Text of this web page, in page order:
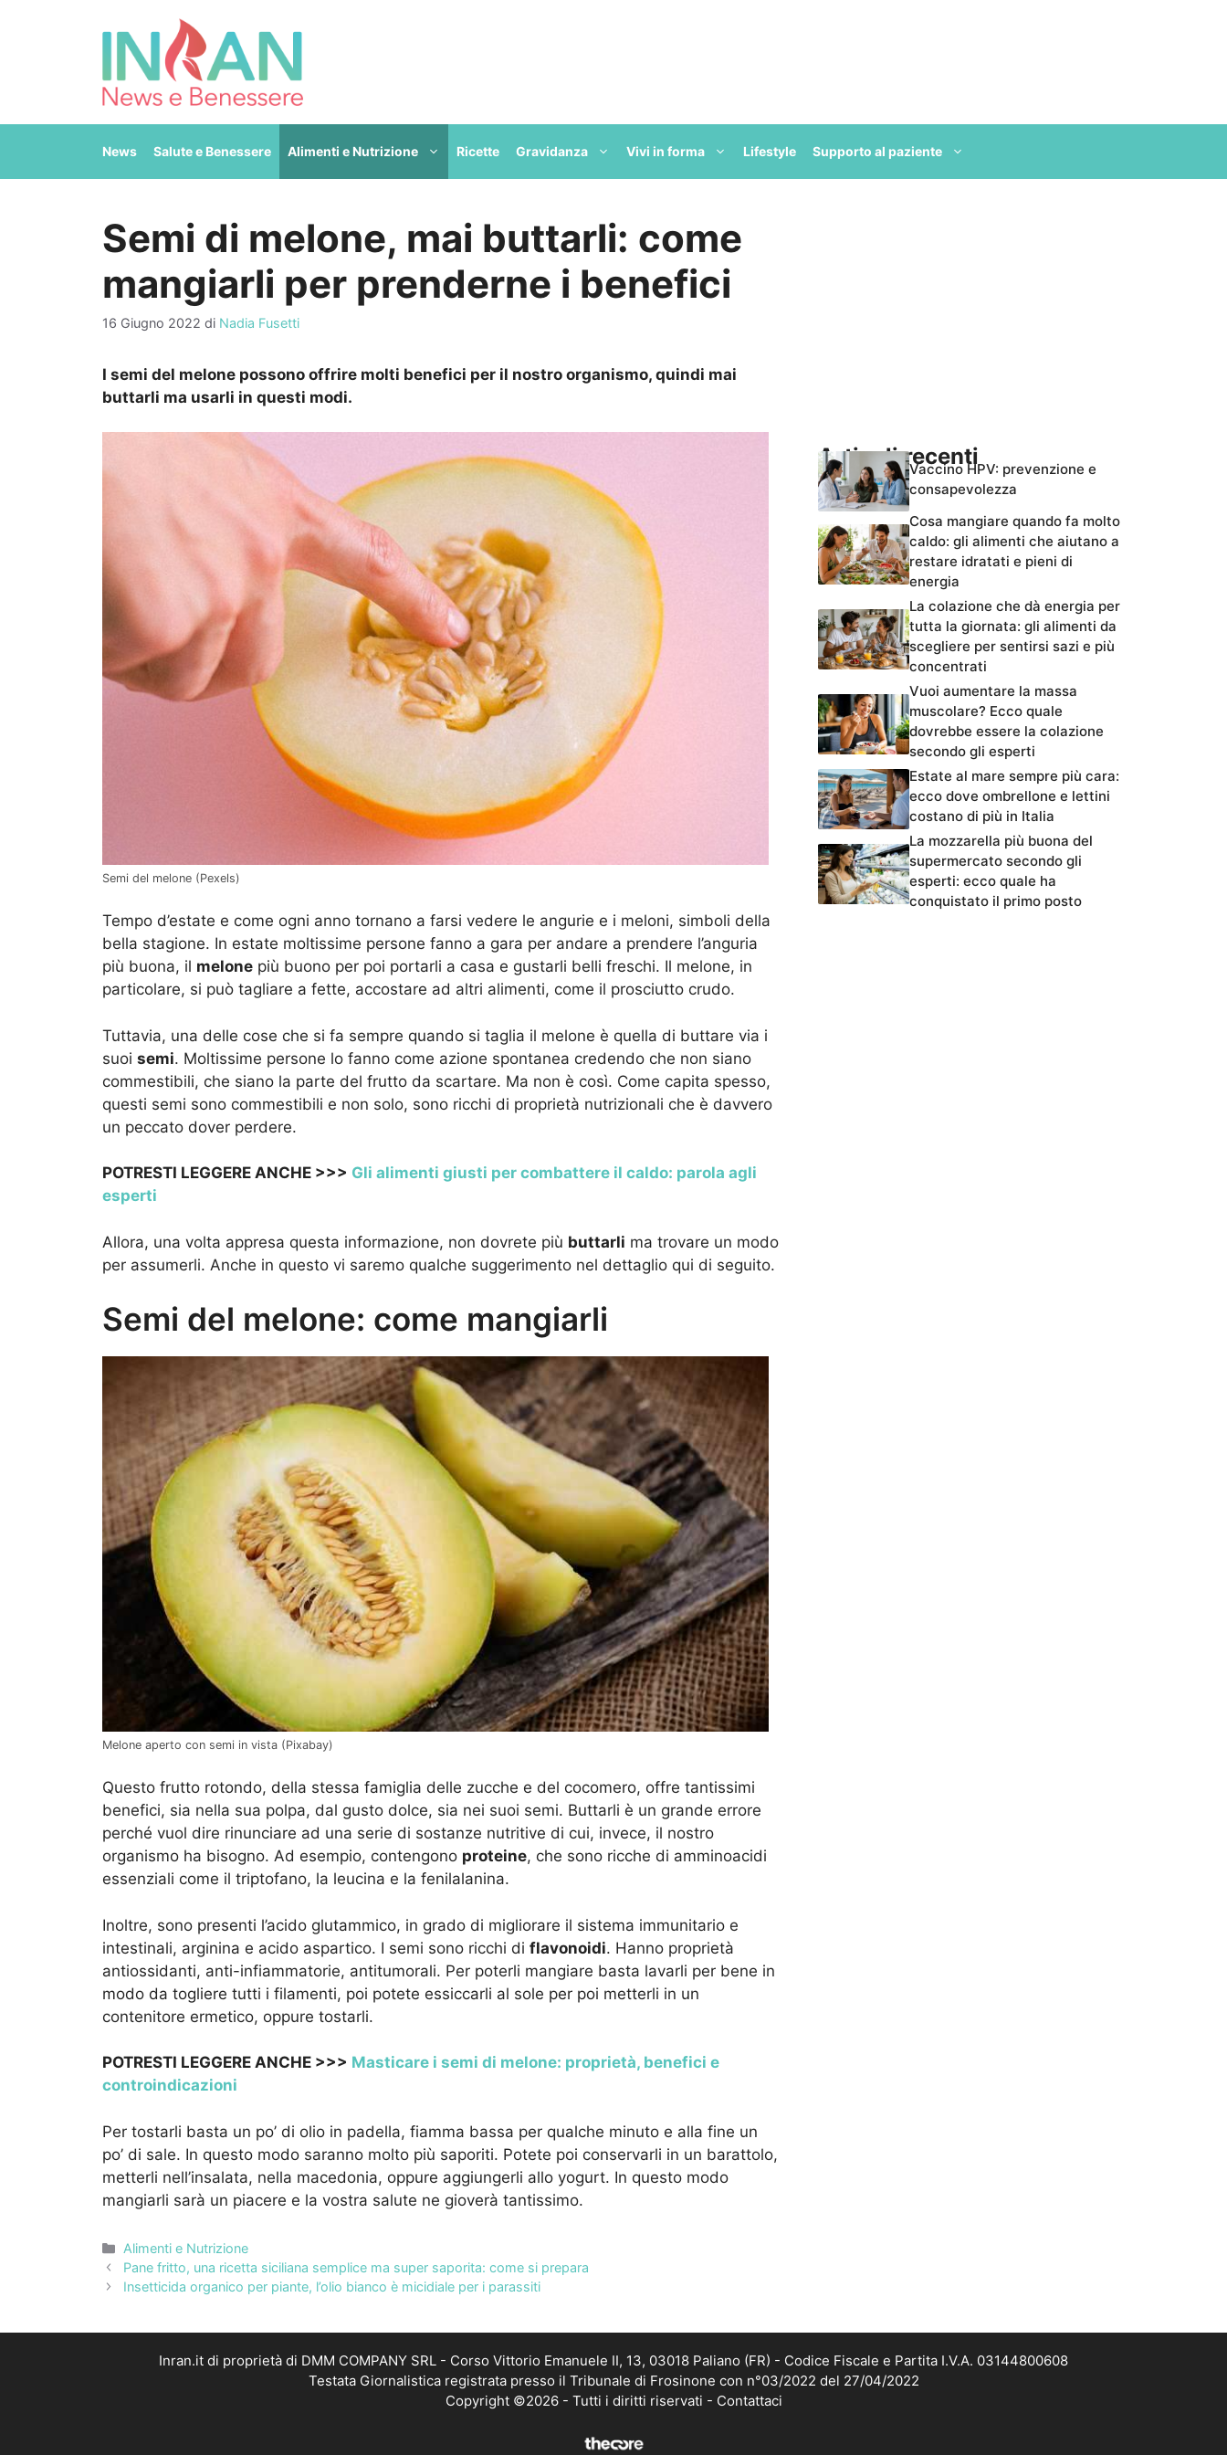
News Salute e Benessere Alimenti e Nutrizione Ricette Gravidanza Vivi in forma Lifestyle Supporto al paziente
Semi di melone, mai buttarli: come
mangiarli per prenderne i benefici
16 Giugno 2022 di Nadia Fusetti
I semi del melone possono offrire molti benefici per il nostro organismo, quindi mai
buttarli ma usarli in questi modi.
Semi del melone (Pexels)
Tempo d’estate e come ogni anno tornano a farsi vedere le angurie e i meloni, simboli della
bella stagione. In estate moltissime persone fanno a gara per andare a prendere l’anguria
più buona, il melone più buono per poi portarli a casa e gustarli belli freschi. Il melone, in
particolare, si può tagliare a fette, accostare ad altri alimenti, come il prosciutto crudo.
Tuttavia, una delle cose che si fa sempre quando si taglia il melone è quella di buttare via i
suoi semi. Moltissime persone lo fanno come azione spontanea credendo che non siano
commestibili, che siano la parte del frutto da scartare. Ma non è così. Come capita spesso,
questi semi sono commestibili e non solo, sono ricchi di proprietà nutrizionali che è davvero
un peccato dover perdere.
POTRESTI LEGGERE ANCHE >>> Gli alimenti giusti per combattere il caldo: parola agli
esperti
Allora, una volta appresa questa informazione, non dovrete più buttarli ma trovare un modo
per assumerli. Anche in questo vi saremo qualche suggerimento nel dettaglio qui di seguito.
Semi del melone: come mangiarli
Melone aperto con semi in vista (Pixabay)
Questo frutto rotondo, della stessa famiglia delle zucche e del cocomero, offre tantissimi
benefici, sia nella sua polpa, dal gusto dolce, sia nei suoi semi. Buttarli è un grande errore
perché vuol dire rinunciare ad una serie di sostanze nutritive di cui, invece, il nostro
organismo ha bisogno. Ad esempio, contengono proteine, che sono ricche di amminoacidi
essenziali come il triptofano, la leucina e la fenilalanina.
Inoltre, sono presenti l’acido glutammico, in grado di migliorare il sistema immunitario e
intestinali, arginina e acido aspartico. I semi sono ricchi di flavonoidi. Hanno proprietà
antiossidanti, anti-infiammatorie, antitumorali. Per poterli mangiare basta lavarli per bene in
modo da togliere tutti i filamenti, poi potete essiccarli al sole per poi metterli in un
contenitore ermetico, oppure tostarli.
POTRESTI LEGGERE ANCHE >>> Masticare i semi di melone: proprietà, benefici e
controindicazioni
Per tostarli basta un po’ di olio in padella, fiamma bassa per qualche minuto e alla fine un
po’ di sale. In questo modo saranno molto più saporiti. Potete poi conservarli in un barattolo,
metterli nell’insalata, nella macedonia, oppure aggiungerli allo yogurt. In questo modo
mangiarli sarà un piacere e la vostra salute ne gioverà tantissimo.
Categorie
Alimenti e Nutrizione
Pane fritto, una ricetta siciliana semplice ma super saporita: come si prepara
Insetticida organico per piante, l’olio bianco è micidiale per i parassiti
Articoli recentiVaccino HPV: prevenzione e
consapevolezza
Cosa mangiare quando fa molto
caldo: gli alimenti che aiutano a
restare idratati e pieni di
energia
La colazione che dà energia per
tutta la giornata: gli alimenti da
scegliere per sentirsi sazi e più
concentrati
Vuoi aumentare la massa
muscolare? Ecco quale
dovrebbe essere la colazione
secondo gli esperti
Estate al mare sempre più cara:
ecco dove ombrellone e lettini
costano di più in Italia
La mozzarella più buona del
supermercato secondo gli
esperti: ecco quale ha
conquistato il primo posto
Inran.it di proprietà di DMM COMPANY SRL - Corso Vittorio Emanuele II, 13, 03018 Paliano (FR) - Codice Fiscale e Partita I.V.A. 03144800608
Testata Giornalistica registrata presso il Tribunale di Frosinone con n°03/2022 del 27/04/2022
Copyright ©2026 - Tutti i diritti riservati - Contattaci